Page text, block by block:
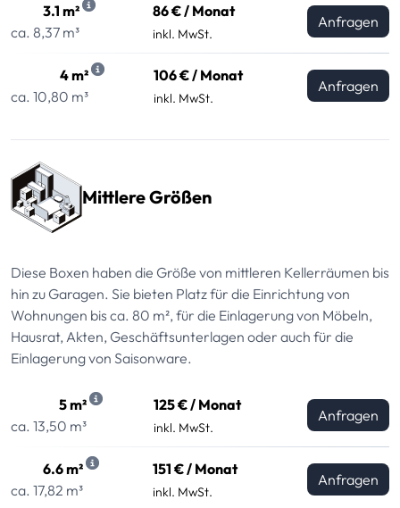
3.1 m²
ca. 8,37 m³
86 € / Monat
inkl. MwSt.
Anfragen
4 m²
ca. 10,80 m³
106 € / Monat
inkl. MwSt.
Anfragen
Mittlere Größen
Diese Boxen haben die Größe von mittleren Kellerräumen bis
hin zu Garagen. Sie bieten Platz für die Einrichtung von
Wohnungen bis ca. 80 m², für die Einlagerung von Möbeln,
Hausrat, Akten, Geschäftsunterlagen oder auch für die
Einlagerung von Saisonware.
5 m²
ca. 13,50 m³
125 € / Monat
inkl. MwSt.
Anfragen
6.6 m²
ca. 17,82 m³
151 € / Monat
inkl. MwSt.
Anfragen